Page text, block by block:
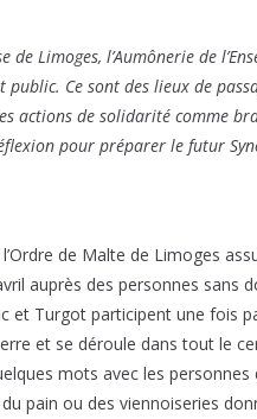
de Limoges, l’Aumônerie de
public. Ce sont des lieux de
actions de solidarité comme
pour préparer le futur
de Malte de Limoges
auprès des personnes sans
et Turgot participent une fois
et se déroule dans tout le
mots avec les
pain ou des viennoiseries